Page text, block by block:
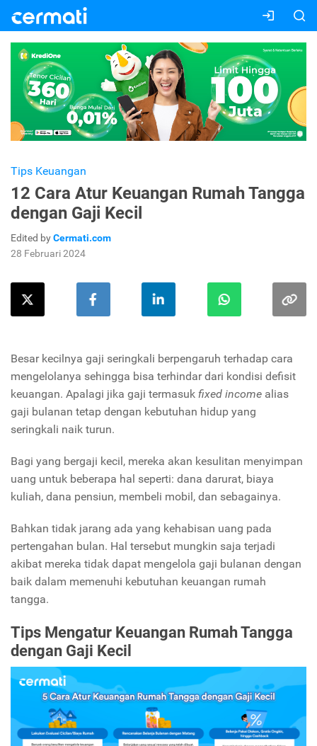
Tips Keuangan
12 Cara Atur Keuangan Rumah Tangga
dengan Gaji Kecil
Edited byCermati.com
28 Februari 2024
Besar kecilnya gaji seringkali berpengaruh terhadap cara
mengelolanya sehingga bisa terhindar dari kondisi defisit
keuangan. Apalagi jika gaji termasuk fixed income alias
gaji bulanan tetap dengan kebutuhan hidup yang
seringkali naik turun.
Bagi yang bergaji kecil, mereka akan kesulitan menyimpan
uang untuk beberapa hal seperti: dana darurat, biaya
kuliah, dana pensiun, membeli mobil, dan sebagainya.
Bahkan tidak jarang ada yang kehabisan uang pada
pertengahan bulan. Hal tersebut mungkin saja terjadi
akibat mereka tidak dapat mengelola gaji bulanan dengan
baik dalam memenuhi kebutuhan keuangan rumah
tangga.
Tips Mengatur Keuangan Rumah Tangga
dengan Gaji Kecil